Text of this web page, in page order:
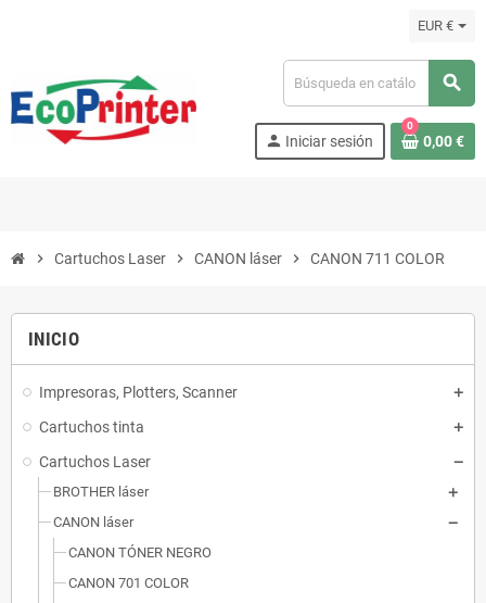
EUR €
search
person Iniciar sesión
0
0,00 €
chevron_right Cartuchos Laser chevron_right CANON láser chevron_right CANON 711 COLOR
INICIO
Impresoras, Plotters, Scanner
Cartuchos tinta
Cartuchos Laser
BROTHER láser
CANON láser
CANON TÓNER NEGRO
CANON 701 COLOR